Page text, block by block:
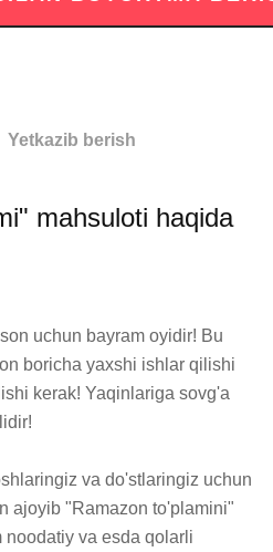
Yetkazib berish
mahsuloti haqida
uchun bayram oyidir! Bu
boricha yaxshi ishlar qilishi
kerak! Yaqinlariga sovg'a
va do'stlaringiz uchun
ajoyib "Ramazon to'plamini"
va esda qolarli